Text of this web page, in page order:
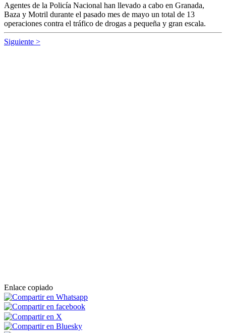
Agentes de la Policía Nacional han llevado a cabo en Granada,
Baza y Motril durante el pasado mes de mayo un total de 13
operaciones contra el tráfico de drogas a pequeña y gran escala.
Siguiente >
Enlace copiado